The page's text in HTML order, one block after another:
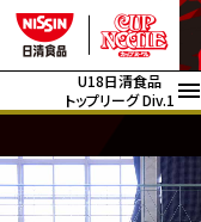
U18日清食品
トップリーグ Div.1